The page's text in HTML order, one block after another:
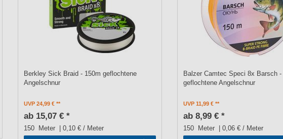
Berkley Sick Braid - 150m geflochtene
Angelschnur
UVP 24,99 €
ab 15,07 € *
150 Meter | 0,10 € / Meter
Balzer Camtec Speci 8x Barsch -
geflochtene Angelschnur
UVP 11,99 €
ab 8,99 € *
150 Meter | 0,06 € / Meter